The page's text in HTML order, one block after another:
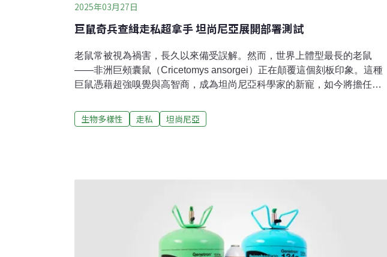
2025年03月27日
巨鼠奇兵查緝走私超拿手 坦尚尼亞展開部署測試
老鼠常被視為禍害，長久以來備受誤解。然而，世界上體型最長的老鼠
——非洲巨頰囊鼠（Cricetomys ansorgei）正在顛覆這個刻板印象。這種
巨鼠憑藉超強嗅覺與高智商，成為坦尚尼亞科學家的新寵，如今將擔任
特延斯（Bart Weetjens）尋找能在開發中國家偵測地雷的技術。他靈機一
動：何不訓練老鼠？老鼠價格低廉、嗅覺靈敏，且與一般印象不同，牠們
結核病。如今這些巨鼠加入了緝私行列，打擊非法野生動物
生物多樣性 走私 坦尚尼亞